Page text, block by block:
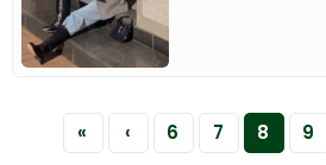
« ‹ 6 7 8 9